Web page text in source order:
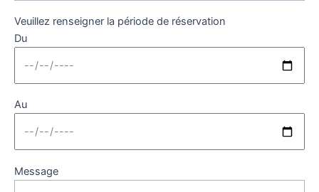
Veuillez renseigner la période de réservation
Du
Au
Message